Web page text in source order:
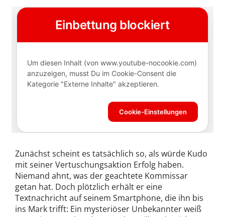
Zunächst scheint es tatsächlich so, als würde Kudo
mit seiner Vertuschungsaktion Erfolg haben.
Niemand ahnt, was der geachtete Kommissar
getan hat. Doch plötzlich erhält er eine
Textnachricht auf seinem Smartphone, die ihn bis
ins Mark trifft: Ein mysteriöser Unbekannter weiß